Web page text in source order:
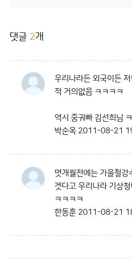
댓글 2개
우리나라든 외국이든
적 거의없음 ㅋㅋㅋㅋ
역시 중궈빠 김선희님
박순옥 2011-08-21
몃개월전에는 가을철강
겟다고 우리나라 기상
ㅋㅋㅋㅋ
한동훈 2011-08-21